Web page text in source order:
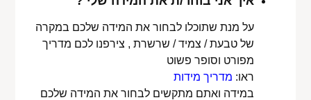
על מנת שתוכלו לבחור את המידה שלכם במקרה
של טבעת / צמיד / שרשרת , צירפנו לכם מדריך
מפורט וסופר פשוט
ראו: מדריך מידות
במידה ואתם מתקשים לבחור את המידה שלכם